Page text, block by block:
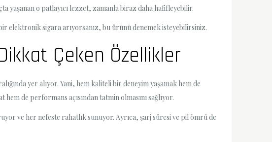
yaşanan o patlayıcı lezzet, zamanla biraz daha hafifleyebilir.
elektronik sigara arıyorsanız, bu ürünü denemek isteyebilirsiniz.
Çeken Özellikler
yer alıyor. Yani, hem kaliteli bir deneyim yaşamak hem de
de performans açısından tatmin olmasını sağlıyor.
ve her nefeste rahatlık sunuyor. Ayrıca, şarj süresi ve pil ömrü de